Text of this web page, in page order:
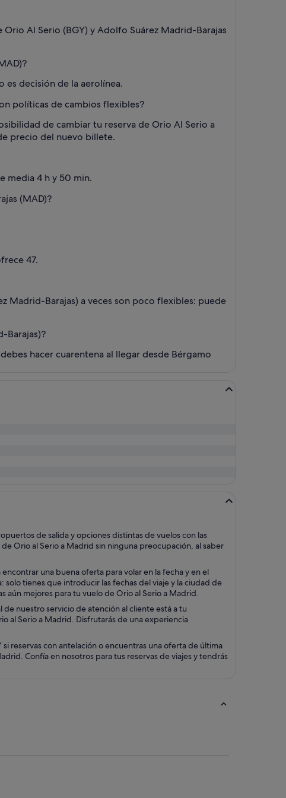
Al Serio (BGY) y Adolfo Suárez Madrid-Barajas
es decisión de la aerolínea.
políticas de cambios flexibles?
de cambiar tu reserva de Orio Al Serio a
precio del nuevo billete.
media 4 h y 50 min.
(MAD)?
47.
Madrid-Barajas) a veces son poco flexibles: puede
Barajas)?
hacer cuarentena al llegar desde Bérgamo
de salida y opciones distintas de vuelos con las
Orio al Serio a Madrid sin ninguna preocupación, al saber
una buena oferta para volar en la fecha y en el
tienes que introducir las fechas del viaje y la ciudad de
aún mejores para tu vuelo de Orio al Serio a Madrid.
nuestro servicio de atención al cliente está a tu
al Serio a Madrid. Disfrutarás de una experiencia
reservas con antelación o encuentras una oferta de última
Confía en nosotros para tus reservas de viajes y tendrás